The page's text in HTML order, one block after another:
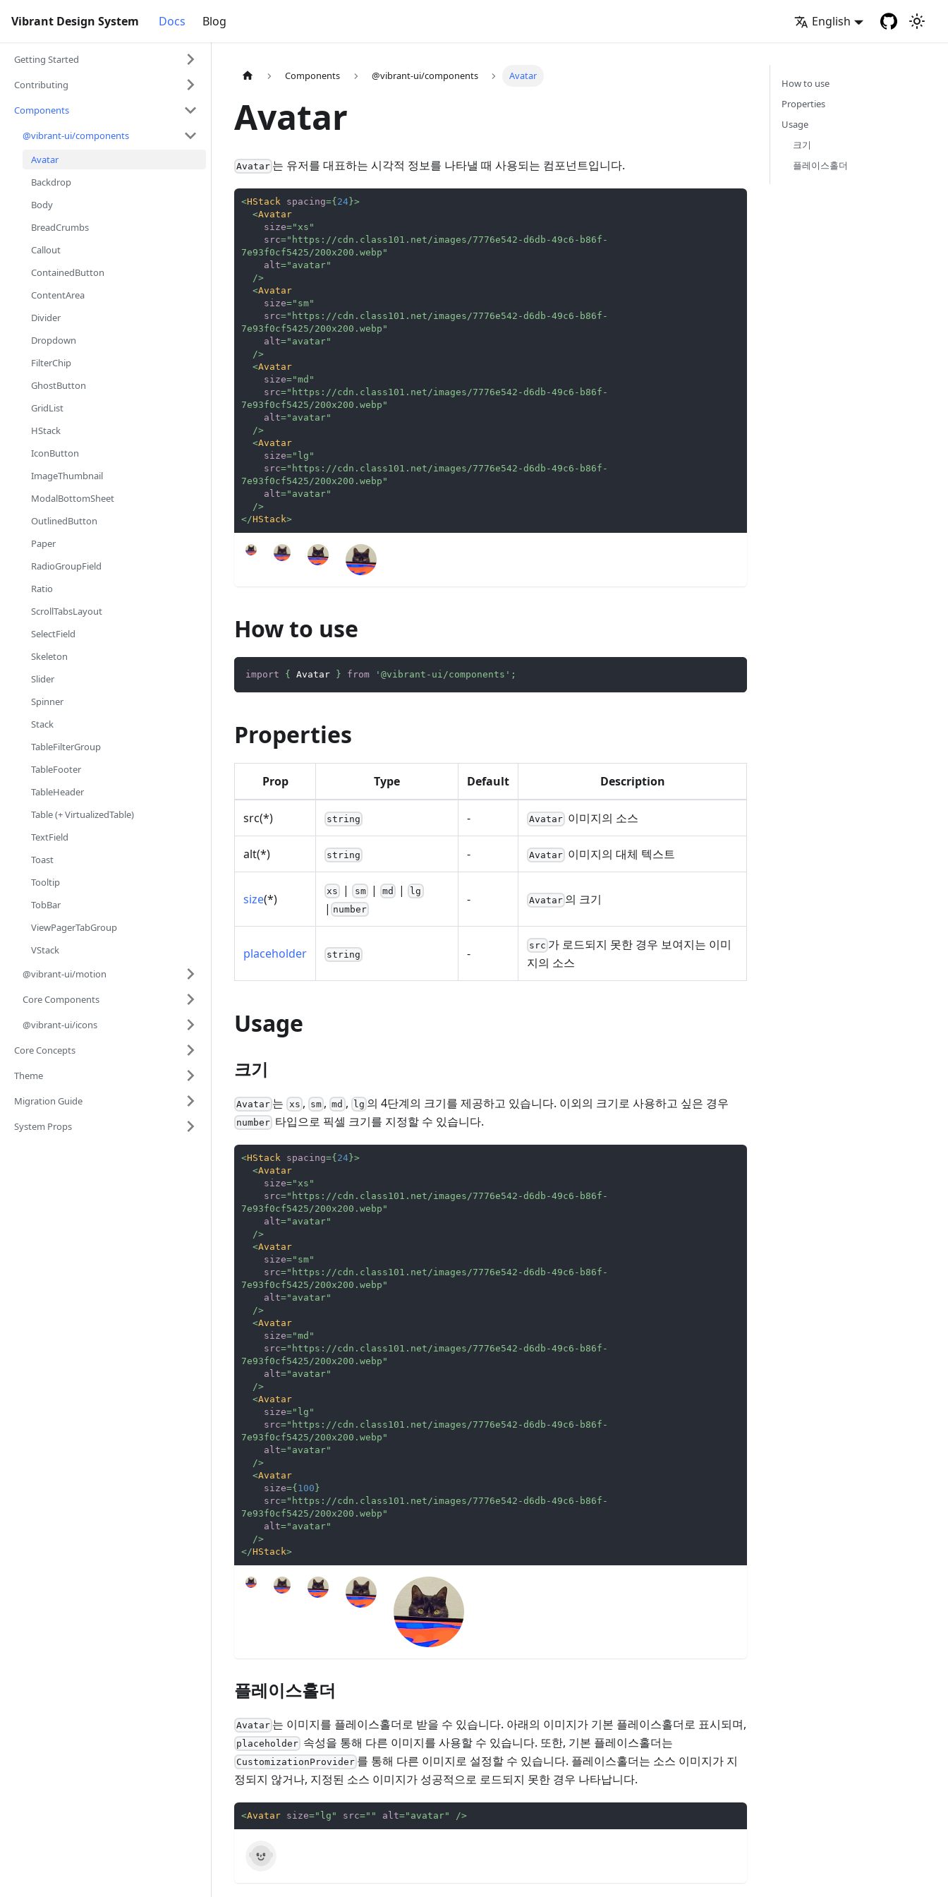
Vibrant Design System Docs Blog English
Getting Started
Contributing
Components
@vibrant-ui/components
Avatar
Backdrop
Body
BreadCrumbs
Callout
ContainedButton
ContentArea
Divider
Dropdown
FilterChip
GhostButton
GridList
HStack
IconButton
ImageThumbnail
ModalBottomSheet
OutlinedButton
Paper
RadioGroupField
Ratio
ScrollTabsLayout
SelectField
Skeleton
Slider
Spinner
Stack
TableFilterGroup
TableFooter
TableHeader
Table (+ VirtualizedTable)
TextField
Toast
Tooltip
TobBar
ViewPagerTabGroup
VStack
@vibrant-ui/motion
Core Components
@vibrant-ui/icons
Core Concepts
Theme
Migration Guide
System Props
Components @vibrant-ui/components Avatar
Avatar
Avatar 는 유저를 대표하는 시각적 정보를 나타낼 때 사용되는 컴포넌트입니다.
<HStack spacing={ 24 }>
<Avatar
size="xs "
src=" https://cdn.class101.net/images/7776e542-d6db-49c6-b86f-
7e93f0cf5425/200x200.webp "
alt=" avatar"
/>
<Avatar
size=" sm"
src=" https://cdn.class101.net/images/7776e542-d6db-49c6-b86f-
7e93f0cf5425/200x200.webp "
alt=" avatar"
/>
<Avatar
size="md "
src=" https://cdn.class101.net/images/7776e542-d6db-49c6-b86f-
7e93f0cf5425/200x200.webp "
alt=" avatar"
/>
<Avatar
size=" lg "
src=" https://cdn.class101.net/images/7776e542-d6db-49c6-b86f-
7e93f0cf5425/200x200.webp "
alt=" avatar"
/>
</HStack>
How to use
import { Avatar } from '@vibrant-ui/components' ;
Properties
Prop Type Default Description
src(*) string - Avatar 이미지의 소스
alt(*) string - Avatar 이미지의 대체 텍스트
size(*)
xs | sm | md | lg
| number
- Avatar 의 크기
placeholder string -
src 가 로드되지 못한 경우 보여지는 이미
지의 소스
Usage
크기
Avatar 는 xs , sm , md , lg 의 4단계의 크기를 제공하고 있습니다. 이외의 크기로 사용하고 싶은 경우
number 타입으로 픽셀 크기를 지정할 수 있습니다.
<HStack spacing={ 24 }>
<Avatar
size="xs "
src=" https://cdn.class101.net/images/7776e542-d6db-49c6-b86f-
7e93f0cf5425/200x200.webp "
alt=" avatar"
/>
<Avatar
size=" sm"
src=" https://cdn.class101.net/images/7776e542-d6db-49c6-b86f-
7e93f0cf5425/200x200.webp "
alt=" avatar"
/>
<Avatar
size="md "
src=" https://cdn.class101.net/images/7776e542-d6db-49c6-b86f-
7e93f0cf5425/200x200.webp "
alt=" avatar"
/>
<Avatar
size=" lg "
src=" https://cdn.class101.net/images/7776e542-d6db-49c6-b86f-
7e93f0cf5425/200x200.webp "
alt=" avatar"
/>
<Avatar
size={ 100 }
src=" https://cdn.class101.net/images/7776e542-d6db-49c6-b86f-
7e93f0cf5425/200x200.webp "
alt=" avatar"
/>
</HStack>
플레이스홀더
Avatar 는 이미지를 플레이스홀더로 받을 수 있습니다. 아래의 이미지가 기본 플레이스홀더로 표시되며,
placeholder 속성을 통해 다른 이미지를 사용할 수 있습니다. 또한, 기본 플레이스홀더는
CustomizationProvider 를 통해 다른 이미지로 설정할 수 있습니다. 플레이스홀더는 소스 이미지가 지
정되지 않거나, 지정된 소스 이미지가 성공적으로 로드되지 못한 경우 나타납니다.
<Avatar size=" lg " src=" " alt=" avatar" />
How to use
Properties
Usage
크기
플레이스홀더